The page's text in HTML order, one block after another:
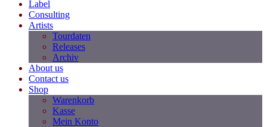
Label
Consulting
Artists
Tourdaten
Releases
Archiv
About us
Contact us
Shop
Warenkorb
Kasse
Mein Konto